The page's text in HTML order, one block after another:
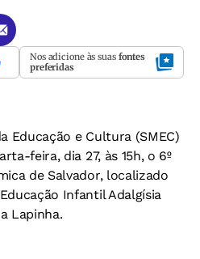
Nos adicione às suas fontes
preferidas
Educação e Cultura (SMEC)
feira, dia 27, às 15h, o 6º
de Salvador, localizado
Infantil Adalgísia
Lapinha.